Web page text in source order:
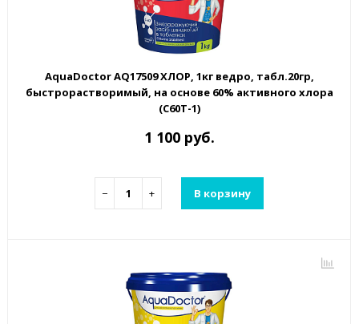
AquaDoctor AQ17509 ХЛОР, 1кг ведро, табл.20гр,
быстрорастворимый, на основе 60% активного хлора
(C60T-1)
1 100 руб.
− + В корзину